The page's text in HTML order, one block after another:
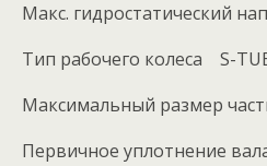
Макс.
Тип рабочего колеса S-
Максимальный размер
Первичное уплотнение